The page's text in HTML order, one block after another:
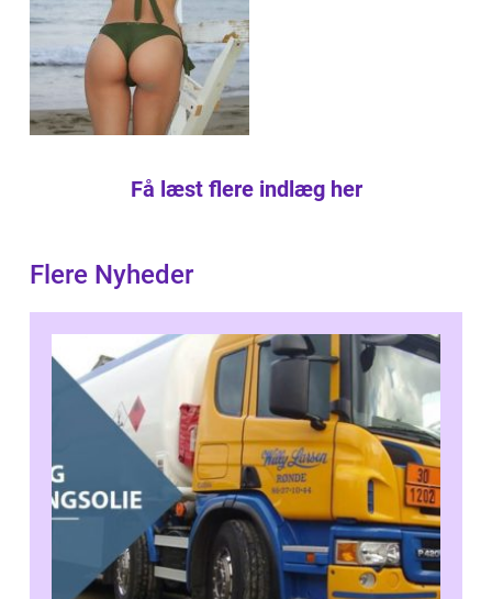
Få læst flere indlæg her
Flere Nyheder